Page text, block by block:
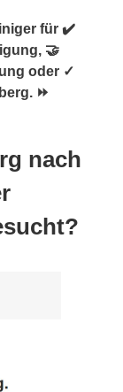
für ✔️
🤝
oder ✓
⏩
nach